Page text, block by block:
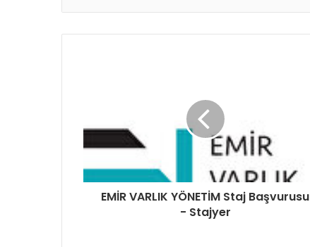
EMİR VARLIK YÖNETİM Staj Başvurusu
- Stajyer